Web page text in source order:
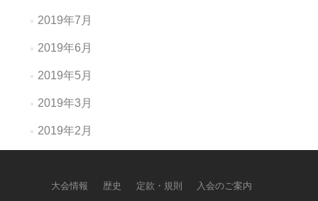
2019年7月
2019年6月
2019年5月
2019年3月
2019年2月
大会情報 歴史 定款・規則 入会のご案内